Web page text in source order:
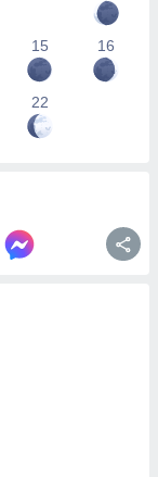
15 16
22